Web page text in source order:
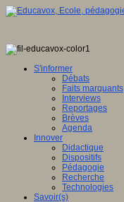
S'informer
Débats
Faits marquants
Interviews
Reportages
Brèves
Agenda
Innover
Didactique
Dispositifs
Pédagogie
Recherche
Technologies
Savoir(s)